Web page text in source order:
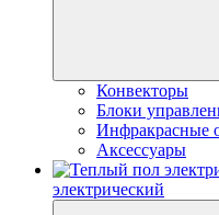
Конвекторы
Блоки
Инфракрасные
Аксессуары
электрический